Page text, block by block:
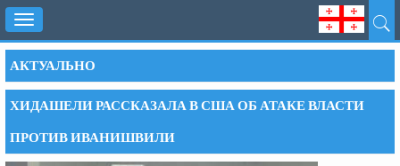
Toggle
navigation
АКТУАЛЬНО
ХИДАШЕЛИ РАССКАЗАЛА В США ОБ АТАКЕ ВЛАСТИ
ПРОТИВ ИВАНИШВИЛИ